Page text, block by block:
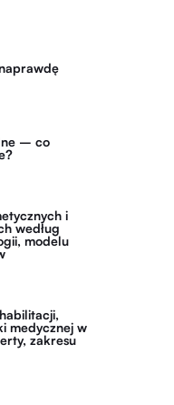
– co
i
według
modelu
medycznej w
zakresu